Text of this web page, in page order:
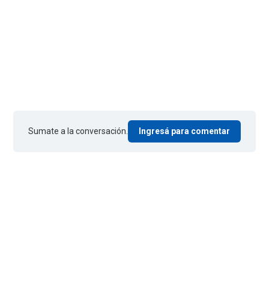
Sumate a la conversación. Ingresá para comentar